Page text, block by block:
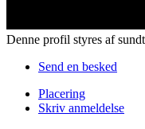
Denne profil styres af
Send en besked
Placering
Skriv anmeldelse